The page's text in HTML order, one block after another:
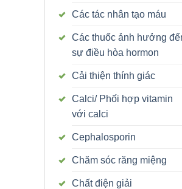
Các tác nhân tạo máu
Các thuốc ảnh hưởng
sự điều hòa hormon
Cải thiện thính giác
Calci/ Phối hợp vitamin
với calci
Cephalosporin
Chăm sóc răng miệng
Chất điện giải